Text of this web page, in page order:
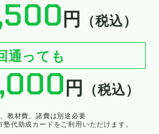
円 （税込）
通っても
円 （税込）
教材費、諸費は別途必要
代助成カードをご利用いただけます。